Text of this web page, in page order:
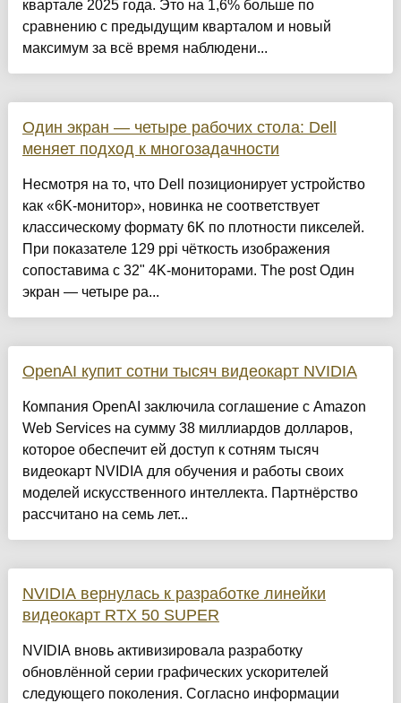
квартале 2025 года. Это на 1,6% больше по
сравнению с предыдущим кварталом и новый
максимум за всё время наблюдени...
Один экран — четыре рабочих стола: Dell
меняет подход к многозадачности
Несмотря на то, что Dell позиционирует устройство
как «6K-монитор», новинка не соответствует
классическому формату 6K по плотности пикселей.
При показателе 129 ppi чёткость изображения
сопоставима с 32" 4K-мониторами. The post Один
экран — четыре ра...
OpenAI купит сотни тысяч видеокарт NVIDIA
Компания OpenAI заключила соглашение с Amazon
Web Services на сумму 38 миллиардов долларов,
которое обеспечит ей доступ к сотням тысяч
видеокарт NVIDIA для обучения и работы своих
моделей искусственного интеллекта. Партнёрство
рассчитано на семь лет...
NVIDIA вернулась к разработке линейки
видеокарт RTX 50 SUPER
NVIDIA вновь активизировала разработку
обновлённой серии графических ускорителей
следующего поколения. Согласно информации